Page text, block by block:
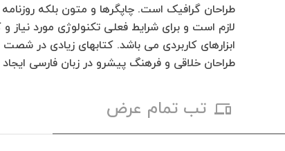
طراحان گرافیک است. چاپگرها و متون بلکه
لازم است و برای شرایط فعلی تکنولوژی مورد نیاز
ابزارهای کاربردی می باشد. کتابهای زیادی
طراحان خلاقی و فرهنگ پیشرو در زبان فارسی ایجاد
phonelink تب تمام عرض